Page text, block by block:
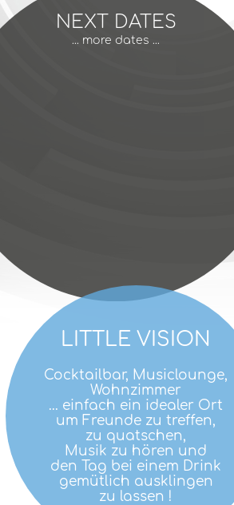
NEXT DATES
... more dates ...
LITTLE VISION
Cocktailbar, Musiclounge,
Wohnzimmer
... einfach ein idealer Ort
um Freunde zu treffen,
zu quatschen,
Musik zu hören und
den Tag bei einem Drink
gemütlich ausklingen
zu lassen !